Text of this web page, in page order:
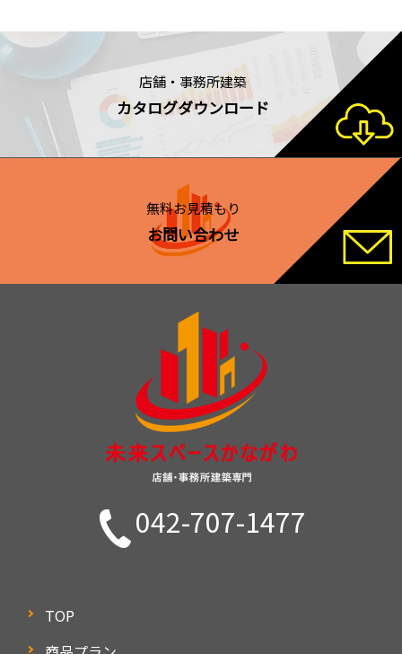
店舗・事務所建築
カタログダウンロード
無料お見積もり
お問い合わせ
042-707-1477
TOP